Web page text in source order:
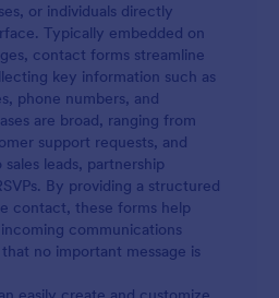
or individuals directly
Typically embedded on
contact forms streamline
key information such as
phone numbers, and
are broad, ranging from
support requests, and
leads, partnership
By providing a structured
contact, these forms help
communications
no important message is